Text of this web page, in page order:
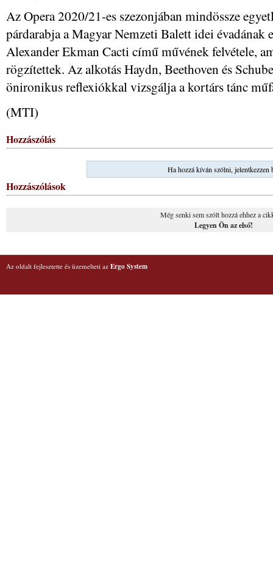
Az Opera 2020/21-es szezonjában mindössze
párdarabja a Magyar Nemzeti Balett idei
Alexander Ekman Cacti című művének felvétele,
rögzítettek. Az alkotás Haydn, Beethoven és
önironikus reflexiókkal vizsgálja a kortárs tánc
(MTI)
Hozzászólás
Ha hozzá kíván szólni, jelentkezzen
Hozzászólások
Még senki sem szólt hozzá ehhez a
Legyen Ön az első!
Az oldalt fejlesztette és üzemelteti az Ergo System